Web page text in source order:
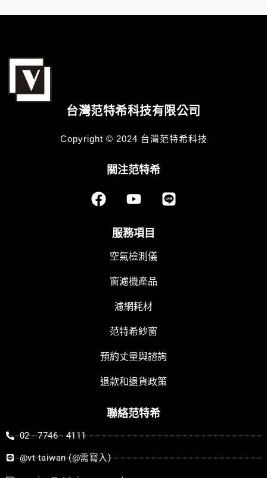
台灣范特希科技有限公司
Copyright © 2024 台灣范特希科技
關注范特希
F
a
Y
o
t
u
b
e
L
i
服務項目
空氣檢測儀
窗濾機產品
濾網耗材
范特希紗窗
預約丈量與諮詢
退款和退貨政策
聯絡范特希
02 - 7746 - 4111
@vt-taiwan (@需寫入)